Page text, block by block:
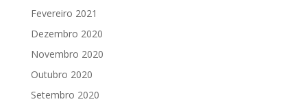
Fevereiro 2021
Dezembro 2020
Novembro 2020
Outubro 2020
Setembro 2020